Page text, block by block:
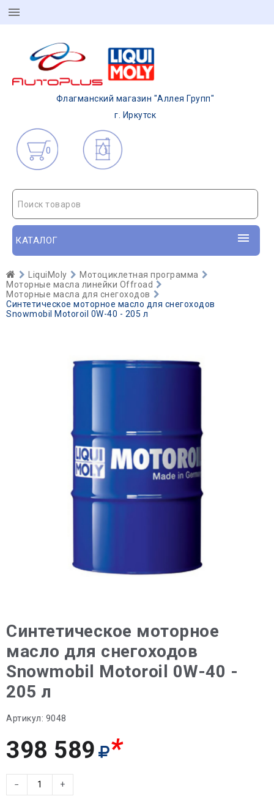
Флагманский магазин "Аллея Групп"
г. Иркутск
0
Поиск товаров
КАТАЛОГ
LiquiMoly
Мотоциклетная программа
Моторные масла линейки Offroad
Моторные масла для снегоходов
Синтетическое моторное масло для снегоходов
Snowmobil Motoroil 0W-40 - 205 л
Синтетическое моторное
масло для снегоходов
Snowmobil Motoroil 0W-40 -
205 л
Артикул: 9048
398 589 *
− +